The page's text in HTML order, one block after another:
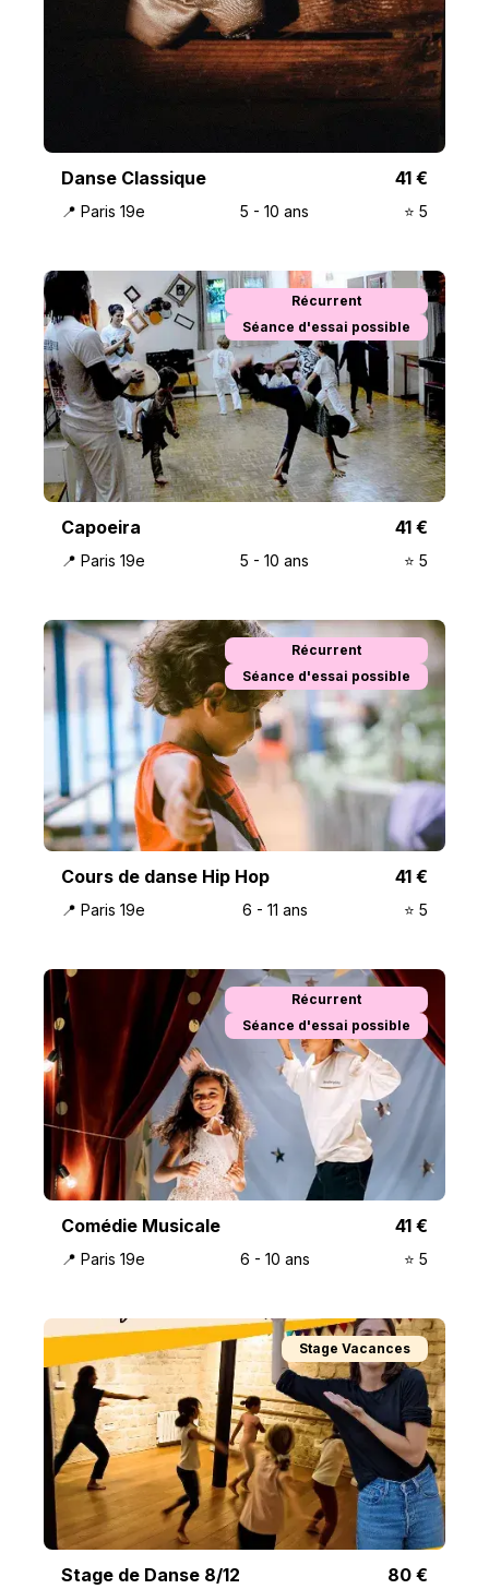
Danse Classique 41 €
📍 Paris 19e 5 - 10 ans ⭐️ 5
Récurrent
Séance d'essai possible
Capoeira 41 €
📍 Paris 19e 5 - 10 ans ⭐️ 5
Récurrent
Séance d'essai possible
Cours de danse Hip Hop 41 €
📍 Paris 19e 6 - 11 ans ⭐️ 5
Récurrent
Séance d'essai possible
Comédie Musicale 41 €
📍 Paris 19e 6 - 10 ans ⭐️ 5
Stage Vacances
Stage de Danse 8/12 80 €